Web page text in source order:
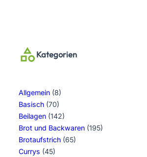
Kategorien
Allgemein (8)
Basisch (70)
Beilagen (142)
Brot und Backwaren (195)
Brotaufstrich (65)
Currys (45)